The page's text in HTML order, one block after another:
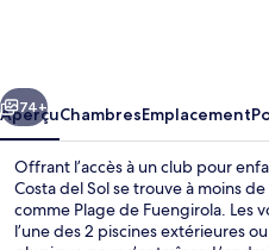
del
Sol
Suivant
74+
AperçuChambresEmplacement
Offrant l’accès à un club pour
Costa del Sol se trouve à moins
comme Plage de Fuengirola. Les
l’une des 2 piscines extérieures